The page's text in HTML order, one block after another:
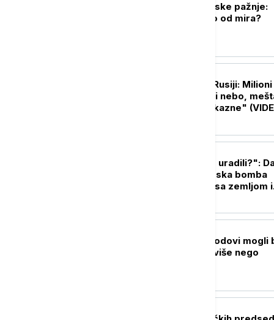
Gaza u senci svetske pažnje:
Koliko smo daleko od mira?
Biblijske scene u Rusiji: Milioni
skakavaca prekrili nebo,
strahu od "božje kazne"
"Bože, šta smo to uradili?":
kada je prva atomska bomba
sravnila Hirošimu sa zemljom i
Trampovi vojni brodovi mogli
koštaju 50 odsto više nego